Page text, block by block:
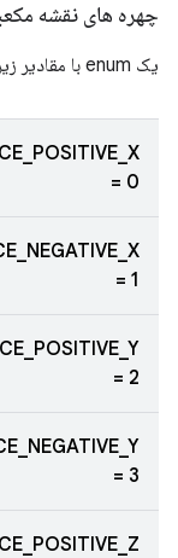
چهره های نقشه
یک enum با مقادیر زیر: در
= 0
= 1
= 2
= 3